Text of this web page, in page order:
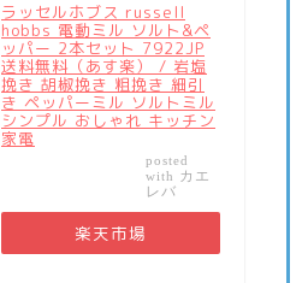
ラッセルホブス russell
hobbs 電動ミル ソルト&ペ
ッパー 2本セット 7922JP
送料無料（あす楽） / 岩塩
挽き 胡椒挽き 粗挽き 細引
き ペッパーミル ソルトミル
シンプル おしゃれ キッチン
家電
posted
with カエ
レバ
楽天市場